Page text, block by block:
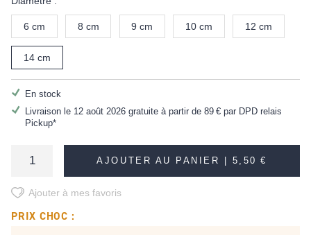
6 cm 8 cm 9 cm 10 cm 12 cm
14 cm
En stock
Livraison le 12 août 2026 gratuite à partir de 89 €par DPD relais
Pickup*
AJOUTER AU PANIER | 5,50 €
Ajouter à mes favoris
PRIX CHOC :